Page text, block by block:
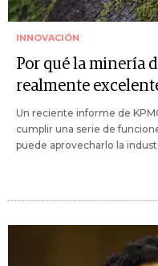
INNOVACIÓN
Por qué la minería
realmente
Un reciente informe de
cumplir una serie de
puede aprovecharlo la